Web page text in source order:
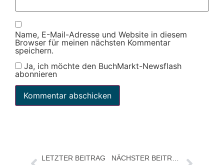
Name, E-Mail-Adresse und Website in diesem
Browser für meinen nächsten Kommentar
speichern.
Ja, ich möchte den BuchMarkt-Newsflash
abonnieren
LETZTER BEITRAG
NÄCHSTER BEITRAG